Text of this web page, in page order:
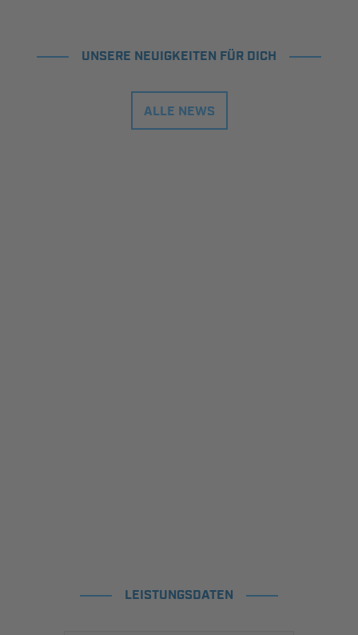
UNSERE NEUIGKEITEN FÜR DICH
ALLE NEWS
LEISTUNGSDATEN